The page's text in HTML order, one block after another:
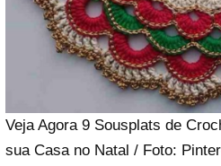
Veja Agora 9 Sousplats de
sua Casa no Natal / Foto: